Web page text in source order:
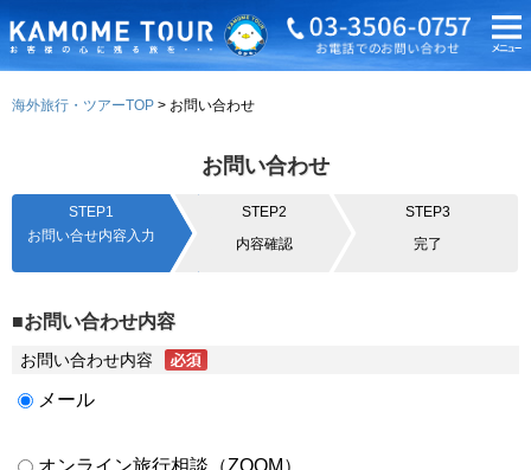
海外旅行・ツアーTOP お問い合わせ
お問い合わせ
STEP1
お問い合せ内容入力
STEP2
内容確認
STEP3
完了
■お問い合わせ内容
お問い合わせ内容
メール
オンライン旅行相談（ZOOM）